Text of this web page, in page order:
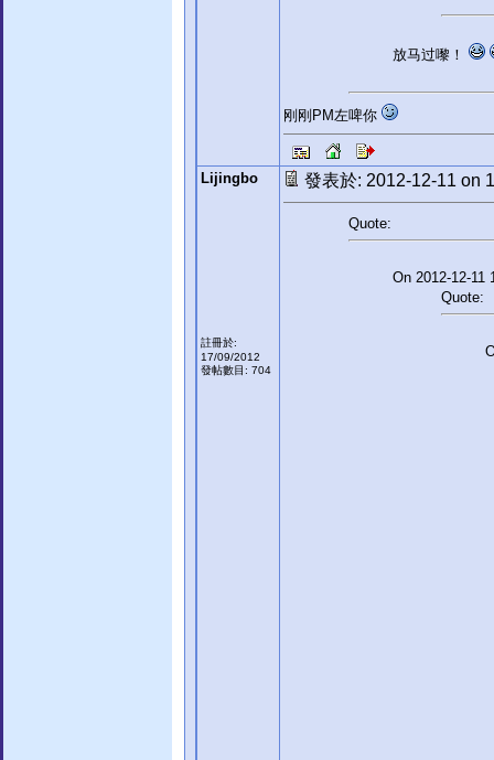
放马过嚟！
刚刚PM左啤你
Lijingbo
註冊於:
17/09/2012
發帖數目: 704
發表於: 2012-12-11 on
Quote:
On 2012-12-11
Quote: